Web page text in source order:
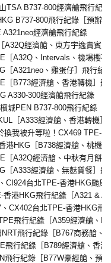
TSA B737-800經濟艙飛行紀錄
B737-800飛行紀錄［預辦
經濟艙飛行紀錄
A32Q經濟艙、東方宇逸貴賓
［A32Q、Intervals、機場櫻
［A321neo、雞蛋仔］飛行紀
［B773經濟艙、香港轉機］飛
A330-300經濟艙飛行紀錄
城PEN B737-800飛行紀錄
［A333經濟艙、香港轉機］
換我被升等啦！CX469 TPE-
港HKG［B738經濟艙、桃機
［A32Q經濟艙、中秋有月餅
［A333經濟艙、無麩質餐］飛
CI924台北TPE-香港HKG颱風
香港HKG飛行紀錄［A321 &
CX402台北TPE-香港HKG飛
飛行紀錄［A359經濟艙、
飛行紀錄［B767商務艙、
飛行紀錄［B789經濟艙、香港
飛行紀錄［B77W豪經艙、預